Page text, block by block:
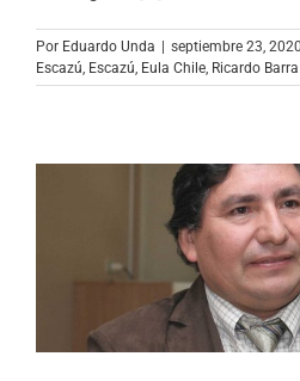
Por Eduardo Unda | septiembre 23, 2020
Escazú Escazú Eula Chile Ricardo Barra